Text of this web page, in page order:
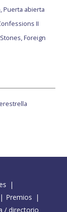
Puerta abierta
II
Foreign
Premios
/ directorio